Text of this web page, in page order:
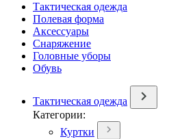
Тактическая одежда
Полевая форма
Аксессуары
Снаряжение
Головные уборы
Обувь
Тактическая одежда
Категории:
Куртки